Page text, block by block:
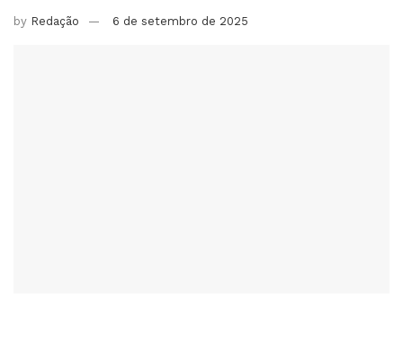
by Redação 6 de setembro de 2025